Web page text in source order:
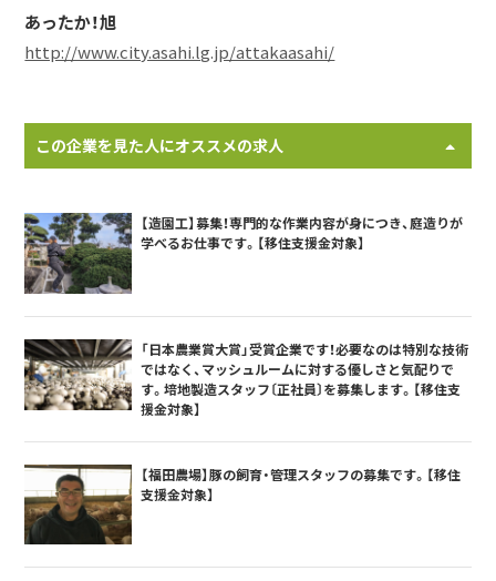
あったか！旭
http://www.city.asahi.lg.jp/attakaasahi/
この企業を見た人にオススメの求人
【造園工】募集！専門的な作業内容が身につき、庭造りが
学べるお仕事です。【移住支援金対象】
「日本農業賞大賞」受賞企業です！必要なのは特別な技術
ではなく、マッシュルームに対する優しさと気配りで
す。培地製造スタッフ〔正社員〕を募集します。【移住支
援金対象】
【福田農場】豚の飼育・管理スタッフの募集です。【移住
支援金対象】